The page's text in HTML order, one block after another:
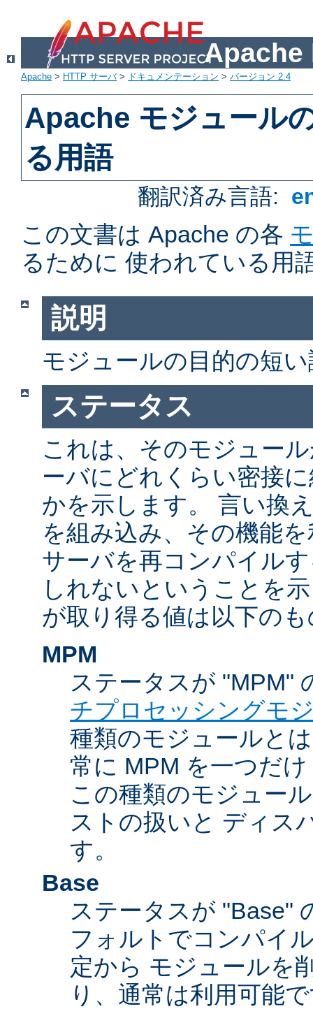
Apache
Apache > HTTP サーバ> ドキュメンテーション > バージョン 2.4
Apache モジュール
る用語
翻訳済み言語:
この文書は Apache の各
るために 使われている用
説明
モジュールの目的の短
ステータス
これは、そのモジュー
ーバにどれくらい密接
かを示します。 言い換
を組み込み、その機能
サーバを再コンパイル
しれないということを
が取り得る値は以下の
MPM
ステータスが "MPM"
チプロセッシングモ
種類のモジュールと
常に MPM を一つだ
この種類のモジュー
ストの扱いと ディス
す。
Base
ステータスが "Base"
フォルトでコンパイ
定から モジュールを
り、通常は利用可能